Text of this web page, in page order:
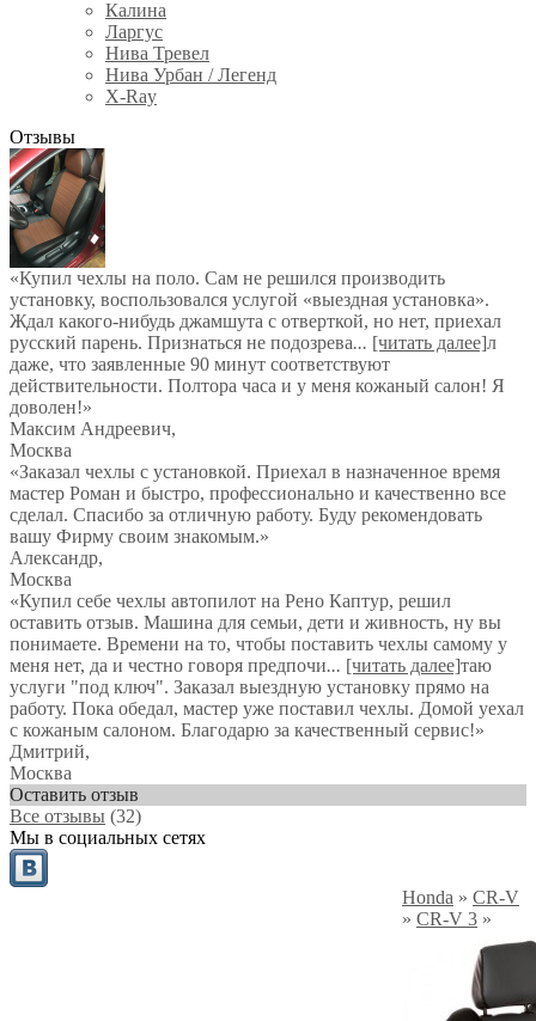
Калина
Ларгус
Нива Тревел
Нива Урбан / Легенд
X-Ray
Отзывы
«Купил чехлы на поло. Сам не решился производить
установку, воспользовался услугой «выездная установка».
Ждал какого-нибудь джамшута с отверткой, но нет, приехал
русский парень. Признаться не подозрева... [читать далее]л
даже, что заявленные 90 минут соответствуют
действительности. Полтора часа и у меня кожаный салон! Я
доволен!»
Максим Андреевич,
Москва
«Заказал чехлы с установкой. Приехал в назначенное время
мастер Роман и быстро, профессионально и качественно все
сделал. Спасибо за отличную работу. Буду рекомендовать
вашу Фирму своим знакомым.»
Александр,
Москва
«Купил себе чехлы автопилот на Рено Каптур, решил
оставить отзыв. Машина для семьи, дети и живность, ну вы
понимаете. Времени на то, чтобы поставить чехлы самому у
меня нет, да и честно говоря предпочи... [читать далее]таю
услуги "под ключ". Заказал выездную установку прямо на
работу. Пока обедал, мастер уже поставил чехлы. Домой уехал
с кожаным салоном. Благодарю за качественный сервис!»
Дмитрий,
Москва
Оставить отзыв
Все отзывы (32)
Мы в социальных сетях
Honda » CR-V
» CR-V 3 »